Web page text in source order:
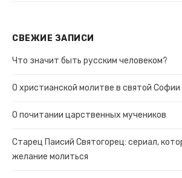
СВЕЖИЕ ЗАПИСИ
Что значит быть русским человеком?
О христианской молитве в святой Софии
О почитании царственных мучеников
Старец Паисий Святогорец: сериал,
желание молиться